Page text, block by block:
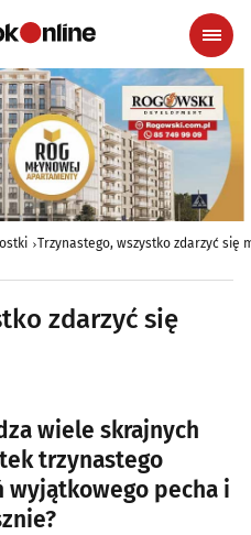
Trzynastego, wszystko zdarzyć się
zdarzyć się
wiele skrajnych
trzynastego
wyjątkowego pecha i